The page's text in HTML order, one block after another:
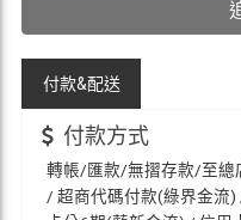
付款&配送
付款方式
轉帳/匯款/無摺存款/至總
/ 超商代碼付款(綠界金流